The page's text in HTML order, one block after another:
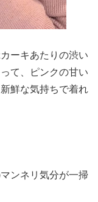
ーキあたりの渋い
て、ピンクの甘い
鮮な気持ちで着れ
ンネリ気分が一掃